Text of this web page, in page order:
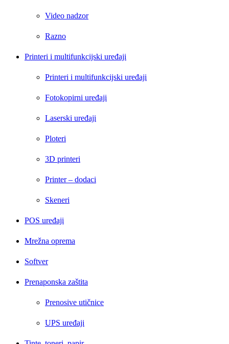
Video nadzor
Razno
Printeri i multifunkcijski uređaji
Printeri i multifunkcijski uređaji
Fotokopirni uređaji
Laserski uređaji
Ploteri
3D printeri
Printer – dodaci
Skeneri
POS uređaji
Mrežna oprema
Softver
Prenaponska zaštita
Prenosive utičnice
UPS uređaji